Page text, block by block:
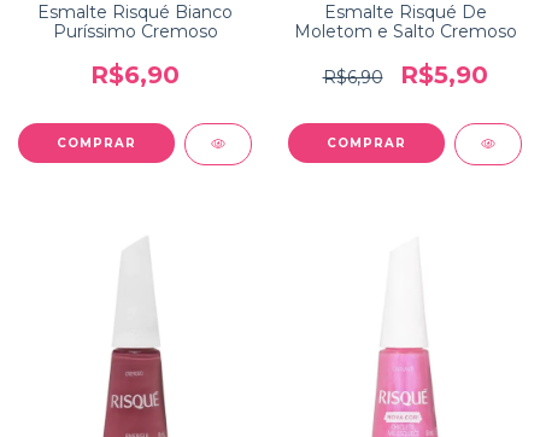
Esmalte Risqué Bianco
Puríssimo Cremoso
R$6,90
Esmalte Risqué De
Moletom e Salto Cremoso
R$6,90 R$5,90